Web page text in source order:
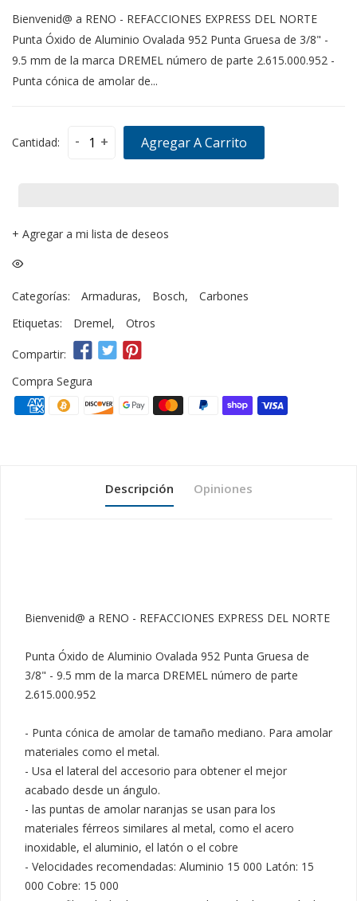
Bienvenid@ a RENO - REFACCIONES EXPRESS DEL NORTE
Punta Óxido de Aluminio Ovalada 952 Punta Gruesa de 3/8" -
9.5 mm de la marca DREMEL número de parte 2.615.000.952 -
Punta cónica de amolar de...
Cantidad: - + Agregar A Carrito
+ Agregar a mi lista de deseos
Categorías: Armaduras, Bosch,
Carbones
Etiquetas:
Dremel, Otros
Compartir:
Compra Segura
Descripción Opiniones
Bienvenid@ a RENO - REFACCIONES EXPRESS DEL NORTE
Punta Óxido de Aluminio Ovalada 952 Punta Gruesa de
3/8" - 9.5 mm de la marca DREMEL número de parte
2.615.000.952
- Punta cónica de amolar de tamaño mediano. Para amolar
materiales como el metal.
- Usa el lateral del accesorio para obtener el mejor
acabado desde un ángulo.
- las puntas de amolar naranjas se usan para los
materiales férreos similares al metal, como el acero
inoxidable, el aluminio, el latón o el cobre
- Velocidades recomendadas: Aluminio 15 000 Latón: 15
000 Cobre: 15 000